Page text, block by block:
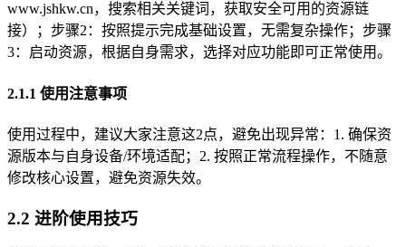
www.jshkw.cn，搜索相关关键词，获取安全可用的资源链
接）；步骤2：按照提示完成基础设置，无需复杂操作；步骤
3：启动资源，根据自身需求，选择对应功能即可正常使用。
2.1.1 使用注意事项
使用过程中，建议大家注意这2点，避免出现异常：1. 确保资
源版本与自身设备/环境适配；2. 按照正常流程操作，不随意
修改核心设置，避免资源失效。
2.2 进阶使用技巧